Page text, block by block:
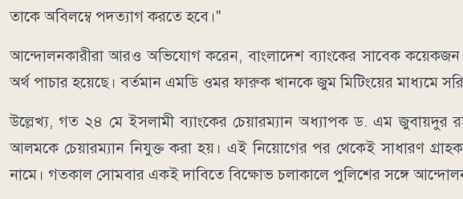
তাকে অবিলম্বে পদত্যাগ করতে হবে।"
আন্দোলনকারীরা আরও অভিযোগ করেন, বাংলাদেশ ব্যাংকের সাবেক কয়েকজন
অর্থ পাচার হয়েছে। বর্তমান এমডি ওমর ফারুক খানকে জুম মিটিংয়ের মাধ্যমে
উল্লেখ্য, গত ২৪ মে ইসলামী ব্যাংকের চেয়ারম্যান অধ্যাপক ড. এম জুবায়দুর
আলমকে চেয়ারম্যান নিযুক্ত করা হয়। এই নিয়োগের পর থেকেই সাধারণ
নামে। গতকাল সোমবার একই দাবিতে বিক্ষোভ চলাকালে পুলিশের সঙ্গে